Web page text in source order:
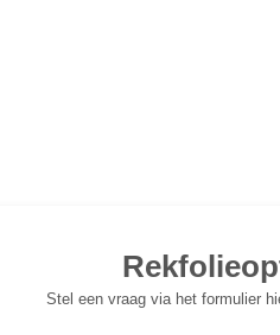
Stel een vraag via het formulier